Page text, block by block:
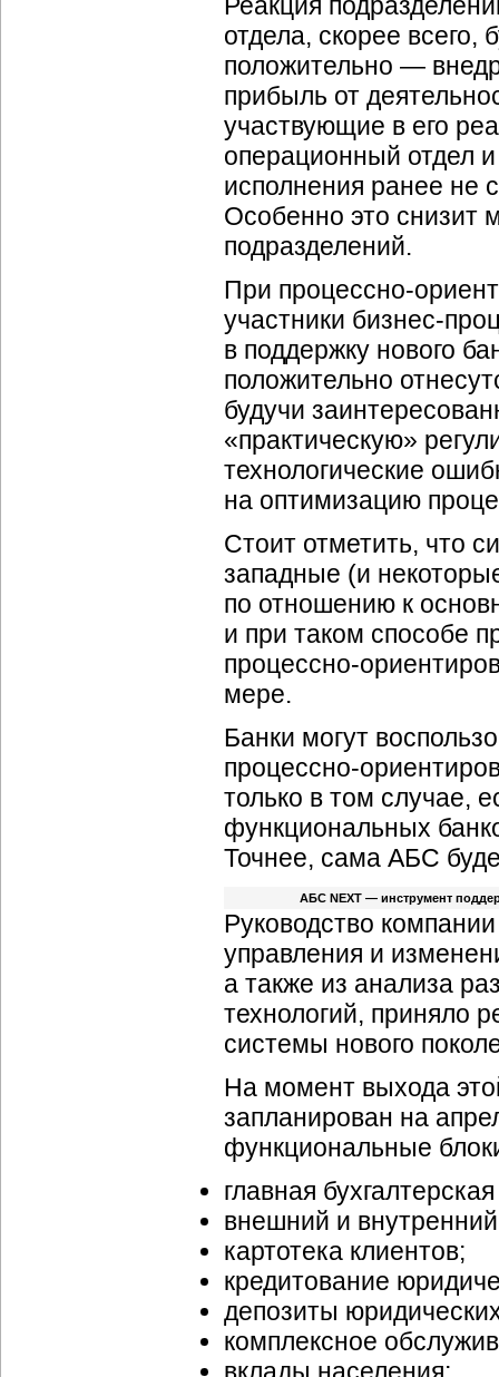
отдела, скорее всего,
положительно —
прибыль от
участвующие в его
операционный отдел
исполнения ранее не
Особенно это снизит
подразделений.
При процессно-
участники бизнес-
в поддержку нового
положительно
будучи
«практическую»
технологические
на оптимизацию
Стоит отметить, что
западные (и
по отношению к
и при таком способе
процессно-
мере.
Банки могут
процессно-
только в том случае,
функциональных
Точнее, сама АБС
АБС NEXT — инструмент
Руководство
управления и
а также из анализа
технологий, приняло
системы нового
На момент выхода
запланирован на
функциональные
главная бухгалтерская
внешний и
картотека клиентов;
кредитование
депозиты
комплексное